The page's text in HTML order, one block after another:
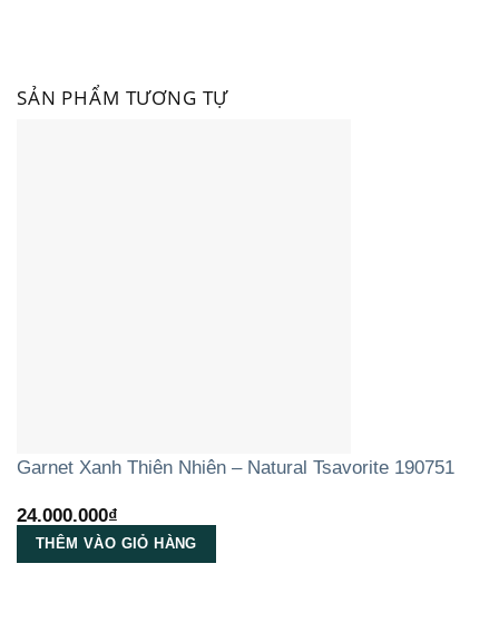
SẢN PHẨM TƯƠNG TỰ
Garnet Xanh Thiên Nhiên – Natural Tsavorite 190751
24.000.000₫
THÊM VÀO GIỎ HÀNG